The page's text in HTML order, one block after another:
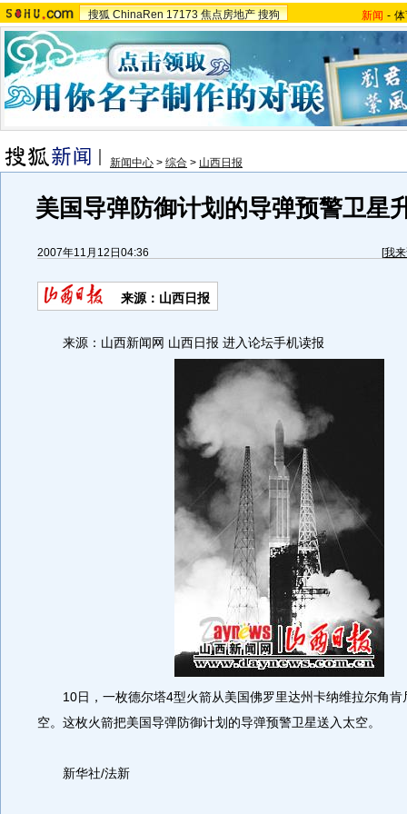
搜狐 ChinaRen 17173 焦点房地产 搜狗 新闻 -
新闻中心 > 综合 > 山西日报
美国导弹防御计划的导弹预警卫星
2007年11月12日04:36 [我
来源：山西日报
来源：山西新闻网 山西日报 进入论坛手机读报
10日，一枚德尔塔4型火箭从美国佛罗里达州卡纳维拉尔角肯
空。这枚火箭把美国导弹防御计划的导弹预警卫星送入太空。
新华社/法新